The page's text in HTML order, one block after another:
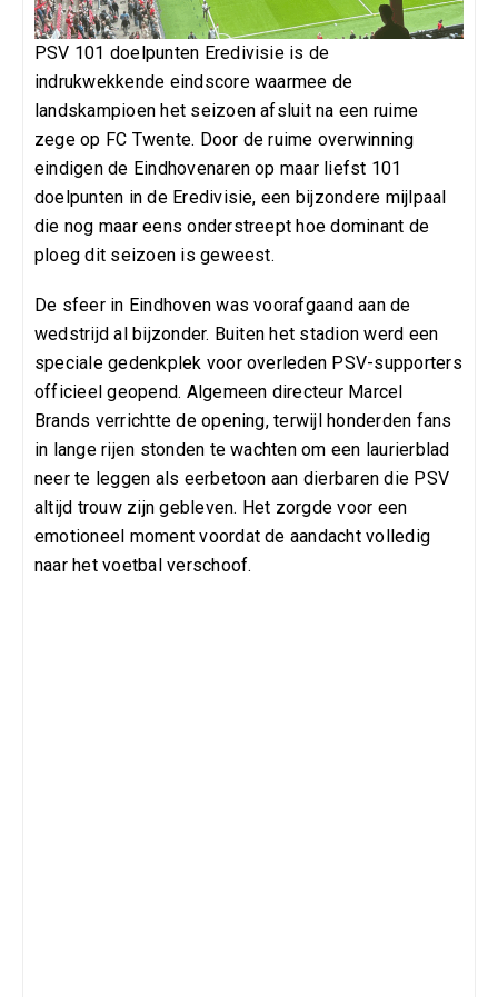
PSV 101 doelpunten Eredivisie is de
indrukwekkende eindscore waarmee de
landskampioen het seizoen afsluit na een ruime
zege op FC Twente. Door de ruime overwinning
eindigen de Eindhovenaren op maar liefst 101
doelpunten in de Eredivisie, een bijzondere mijlpaal
die nog maar eens onderstreept hoe dominant de
ploeg dit seizoen is geweest.
De sfeer in Eindhoven was voorafgaand aan de
wedstrijd al bijzonder. Buiten het stadion werd een
speciale gedenkplek voor overleden PSV-supporters
officieel geopend. Algemeen directeur Marcel
Brands verrichtte de opening, terwijl honderden fans
in lange rijen stonden te wachten om een laurierblad
neer te leggen als eerbetoon aan dierbaren die PSV
altijd trouw zijn gebleven. Het zorgde voor een
emotioneel moment voordat de aandacht volledig
naar het voetbal verschoof.